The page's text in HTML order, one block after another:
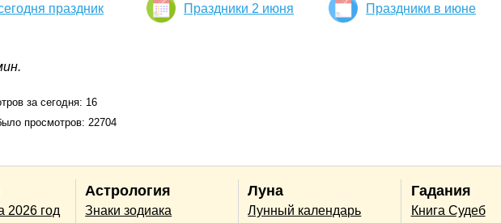
праздник Праздники 2 июня Праздники в июне
за сегодня: 16
просмотров: 22704
2026 год
Астрология
Знаки зодиака
Луна
Лунный календарь
Гадания
Книга Судеб